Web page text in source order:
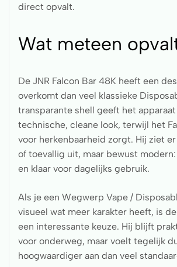
direct opvalt.
Wat meteen
De JNR Falcon Bar 48K heeft een
overkomt dan veel klassieke
transparante shell geeft het apparaat
technische, cleane look, terwijl het
voor herkenbaarheid zorgt. Hij ziet
of toevallig uit, maar bewust
en klaar voor dagelijks gebruik.
Als je een Wegwerp Vape /
visueel wat meer karakter heeft, is
een interessante keuze. Hij blijft
voor onderweg, maar voelt tegelijk
hoogwaardiger aan dan veel